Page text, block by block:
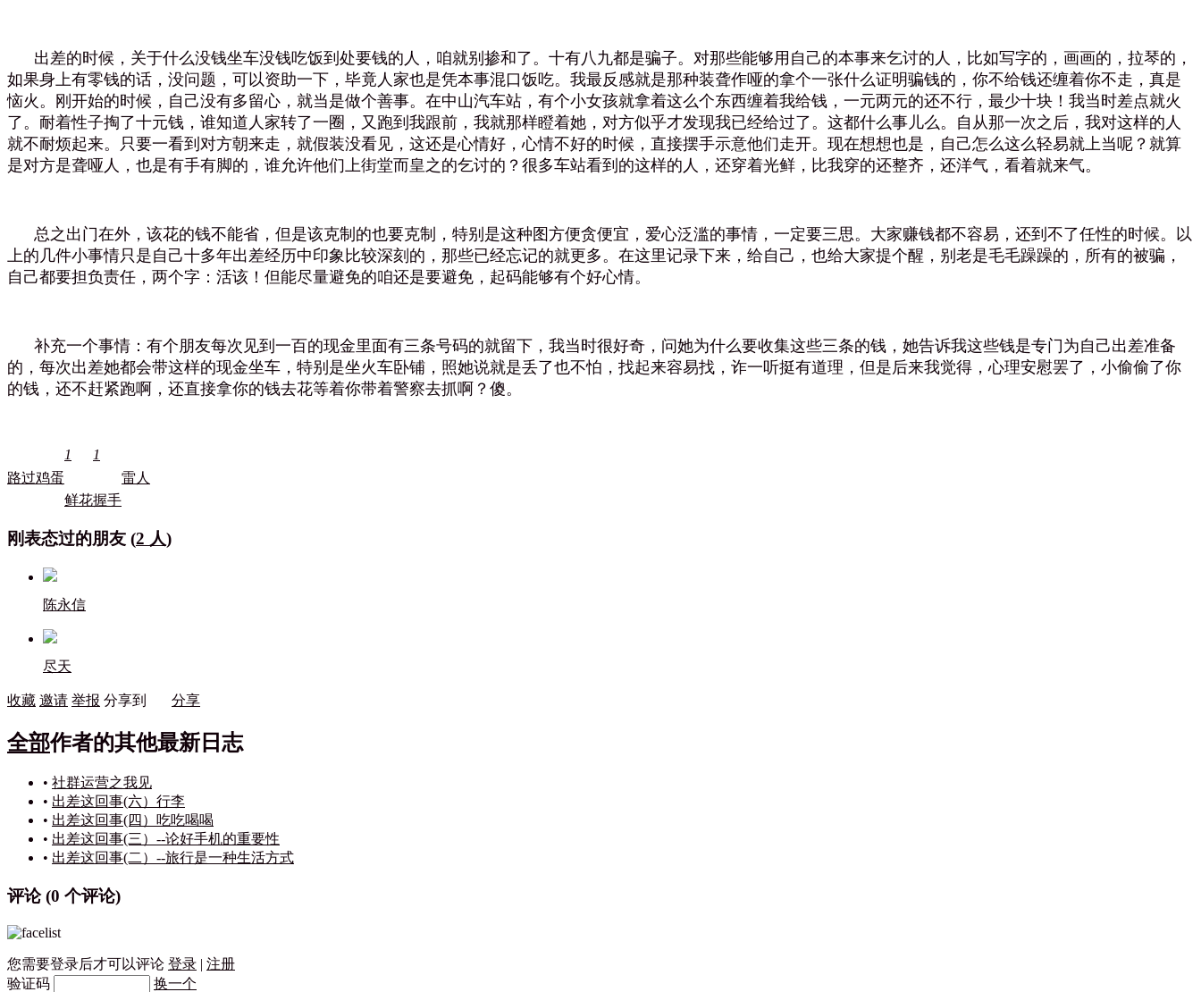
出差的时候，关于什么没钱坐车没钱吃饭到处要钱的人，咱就别掺和了。十有八九都是骗子。对那些能够用自己的本事来乞讨的人，比如写字的，画画的，拉琴的，
如果身上有零钱的话，没问题，可以资助一下，毕竟人家也是凭本事混口饭吃。我最反感就是那种装聋作哑的拿个一张什么证明骗钱的，你不给钱还缠着你不走，真是
恼火。刚开始的时候，自己没有多留心，就当是做个善事。在中山汽车站，有个小女孩就拿着这么个东西缠着我给钱，一元两元的还不行，最少十块！我当时差点就火
了。耐着性子掏了十元钱，谁知道人家转了一圈，又跑到我跟前，我就那样瞪着她，对方似乎才发现我已经给过了。这都什么事儿么。自从那一次之后，我对这样的人
就不耐烦起来。只要一看到对方朝来走，就假装没看见，这还是心情好，心情不好的时候，直接摆手示意他们走开。现在想想也是，自己怎么这么轻易就上当呢？就算
是对方是聋哑人，也是有手有脚的，谁允许他们上街堂而皇之的乞讨的？很多车站看到的这样的人，还穿着光鲜，比我穿的还整齐，还洋气，看着就来气。
总之出门在外，该花的钱不能省，但是该克制的也要克制，特别是这种图方便贪便宜，爱心泛滥的事情，一定要三思。大家赚钱都不容易，还到不了任性的时候。以
上的几件小事情只是自己十多年出差经历中印象比较深刻的，那些已经忘记的就更多。在这里记录下来，给自己，也给大家提个醒，别老是毛毛躁躁的，所有的被骗，
自己都要担负责任，两个字：活该！但能尽量避免的咱还是要避免，起码能够有个好心情。
补充一个事情：有个朋友每次见到一百的现金里面有三条号码的就留下，我当时很好奇，问她为什么要收集这些三条的钱，她告诉我这些钱是专门为自己出差准备
的，每次出差她都会带这样的现金坐车，特别是坐火车卧铺，照她说就是丢了也不怕，找起来容易找，诈一听挺有道理，但是后来我觉得，心理安慰罢了，小偷偷了你
的钱，还不赶紧跑啊，还直接拿你的钱去花等着你带着警察去抓啊？傻。
路过鸡蛋
1
鲜花
1
握手
雷人
刚表态过的朋友 (2 人)
陈永信
尽天
收藏 邀请 举报 分享到 分享
全部作者的其他最新日志
• 社群运营之我见
• 出差这回事(六）行李
• 出差这回事(四）吃吃喝喝
• 出差这回事(三）--论好手机的重要性
• 出差这回事(二）--旅行是一种生活方式
评论 (0 个评论)
您需要登录后才可以评论 登录 | 注册
验证码
换一个